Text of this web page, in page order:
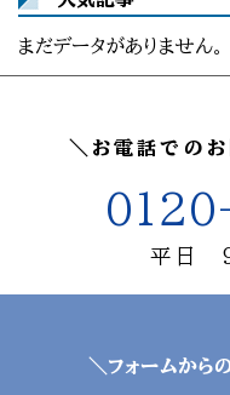
まだデータがありません。
＼お電話での
平日 9
＼フォームから